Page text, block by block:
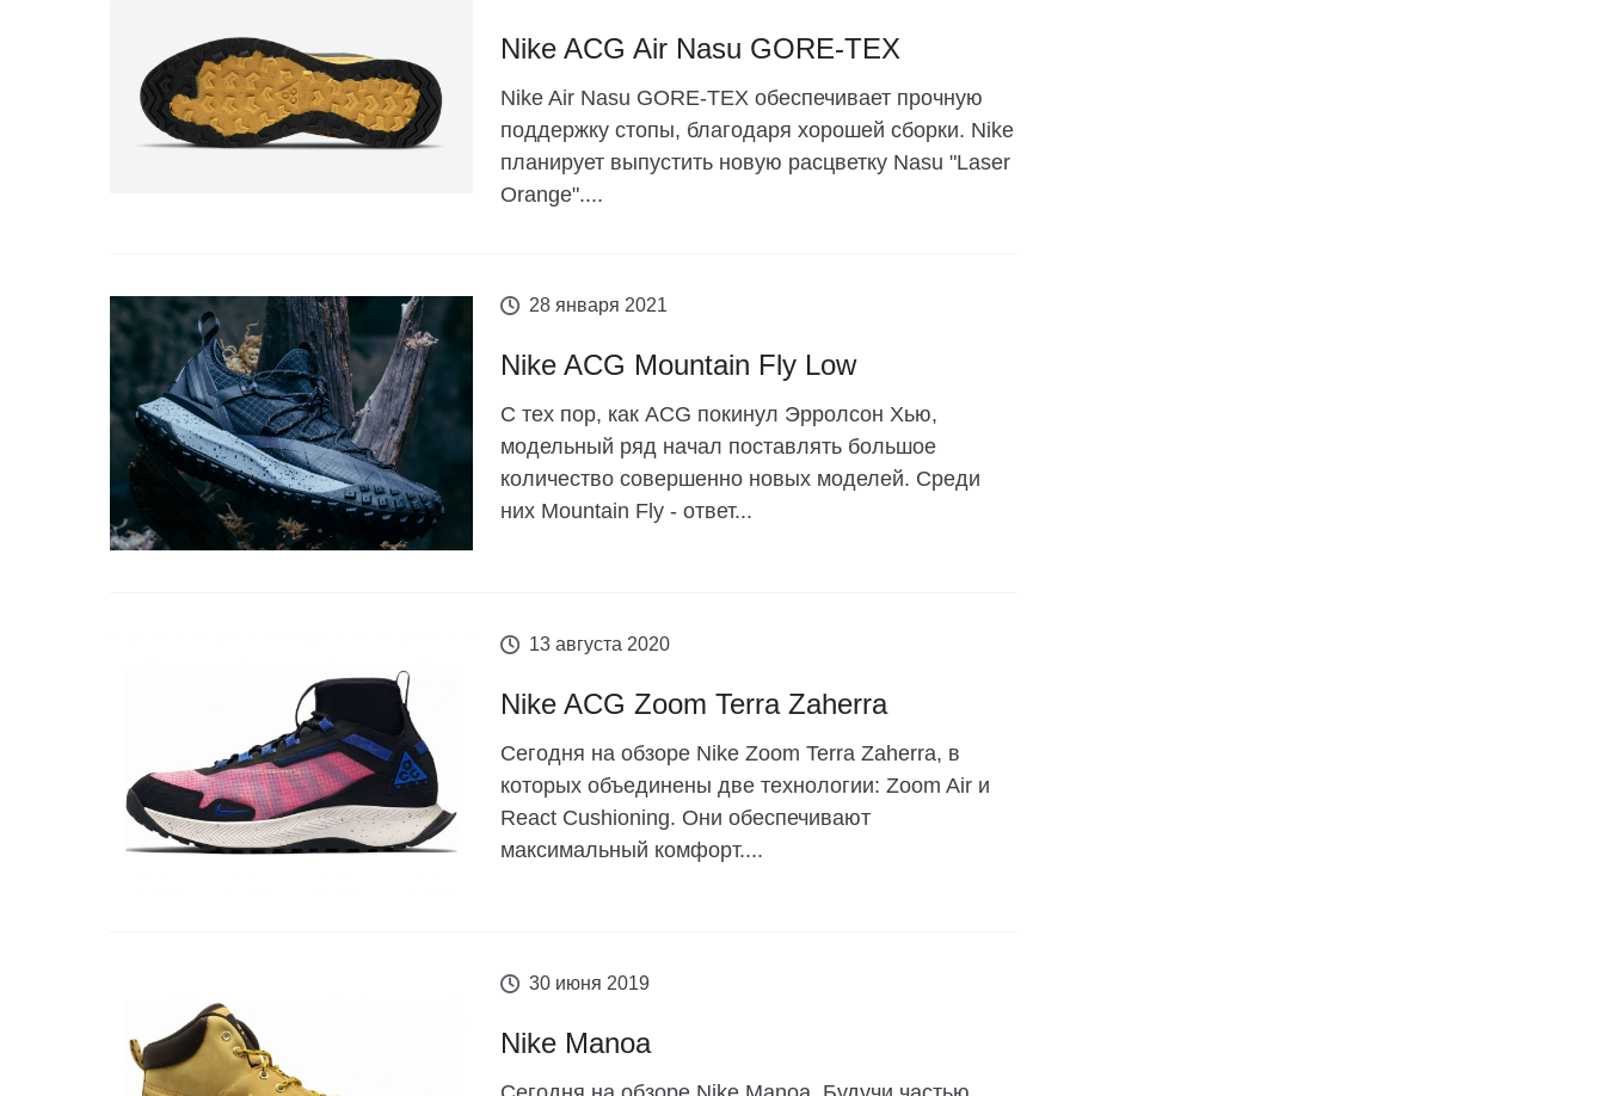
Nike ACG Air Nasu GORE-TEX
Nike Air Nasu GORE-TEX обеспечивает прочную
поддержку стопы, благодаря хорошей сборки. Nike
планирует выпустить новую расцветку Nasu "Laser
Orange"....
28 января 2021
Nike ACG Mountain Fly Low
С тех пор, как ACG покинул Эрролсон Хью,
модельный ряд начал поставлять большое
количество совершенно новых моделей. Среди
них Mountain Fly - ответ...
13 августа 2020
Nike ACG Zoom Terra Zaherra
Сегодня на обзоре Nike Zoom Terra Zaherra, в
которых объединены две технологии: Zoom Air и
React Cushioning. Они обеспечивают
максимальный комфорт....
30 июня 2019
Nike Manoa